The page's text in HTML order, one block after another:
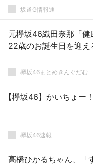
坂道G情報通
元欅坂46織田奈那「
22歳のお誕生日を迎え
欅坂46まとめきんぐだむ
【欅坂46】かいちょー
欅坂46速報
高橋ひかるちゃん、「